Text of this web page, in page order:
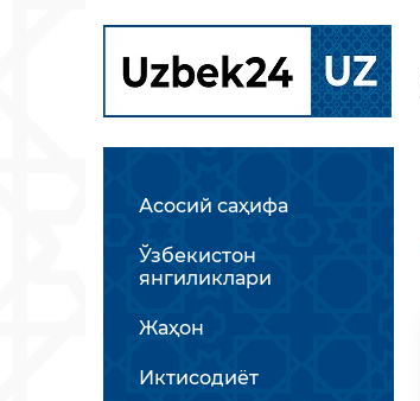
Асосий саҳифа
Ўзбекистон
янгиликлари
Жаҳон
Иктисодиёт